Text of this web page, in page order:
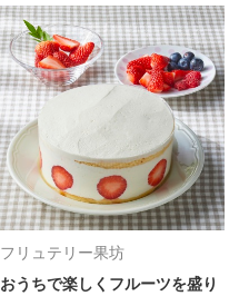
フリュテリー果坊
おうちで楽しくフルーツを盛り